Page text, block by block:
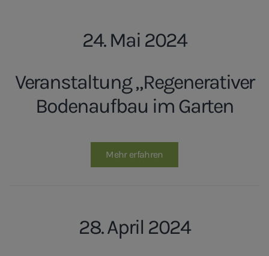
24. Mai 2024
Veranstaltung „Regenerativer
Bodenaufbau im Garten
Mehr erfahren
28. April 2024